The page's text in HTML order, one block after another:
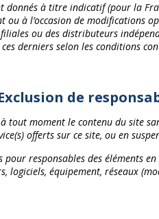
donnés à titre indicatif (pour la
ou à l’occasion de
ou des distributeurs
derniers selon les conditions
de
tout moment le contenu du site
offerts sur ce site, ou en
responsables des éléments
logiciels, équipement, réseaux